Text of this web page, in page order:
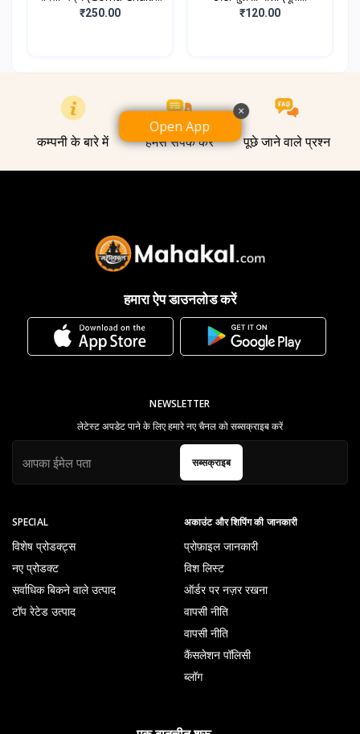
₹250.00 ₹120.00
कम्पनी के बारे में हमसे संपर्क करें पूछे जाने वाले प्रश्न
हमारा ऐप डाउनलोड करें
SPECIAL
विशेष प्रोडक्ट्स
नए प्रोडक्ट
सर्वाधिक बिकने वाले उत्पाद
टॉप रेटेड उत्पाद
अकाउंट और शिपिंग की जानकारी
प्रोफ़ाइल जानकारी
विश लिस्ट
ऑर्डर पर नज़र रखना
वापसी नीति
वापसी नीति
कैंसलेशन पॉलिसी
ब्लॉग
NEWSLETTER
लेटेस्ट अपडेट पाने के लिए हमारे नए चैनल को सब्सक्राइब करें
सब्सक्राइब
Open App
×